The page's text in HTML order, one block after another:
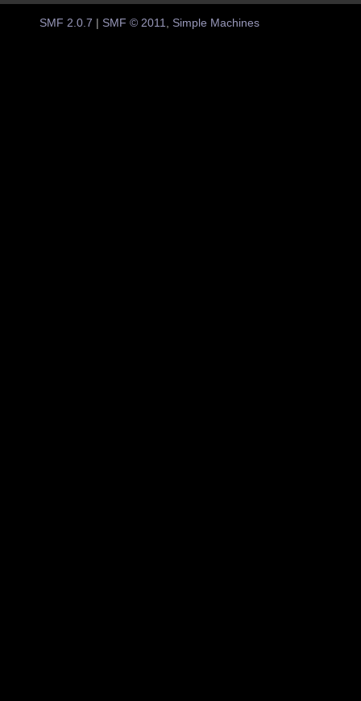
SMF 2.0.7 SMF © 2011, Simple Machines